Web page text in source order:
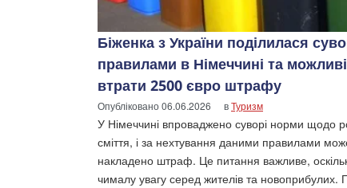
Біженка з України поділилася
правилами в Німеччині та
втрати 2500 євро штрафу
Опубліковано06.06.2026 вТуризм
У Німеччині впроваджено суворі норми щодо
сміття, і за нехтування даними правилами
накладено штраф. Це питання важливе,
чималу увагу серед жителів та новоприбулих.